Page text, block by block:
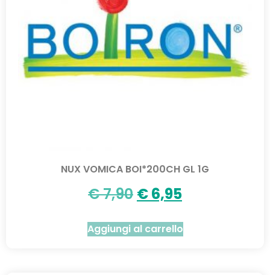
NUX VOMICA BOI*200CH GL 1G
€7,90 €6,95
Aggiungi al carrello